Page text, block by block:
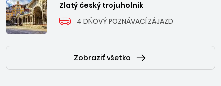
Zlatý český trojuholník
4 DŇOVÝ POZNÁVACÍ ZÁJAZD
Zobraziť všetko